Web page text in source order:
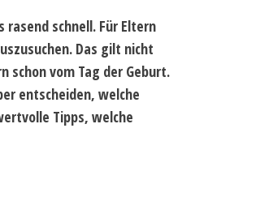
schnell. Für Eltern
Das gilt nicht
schon vom Tag der Geburt.
entscheiden, welche
Tipps, welche